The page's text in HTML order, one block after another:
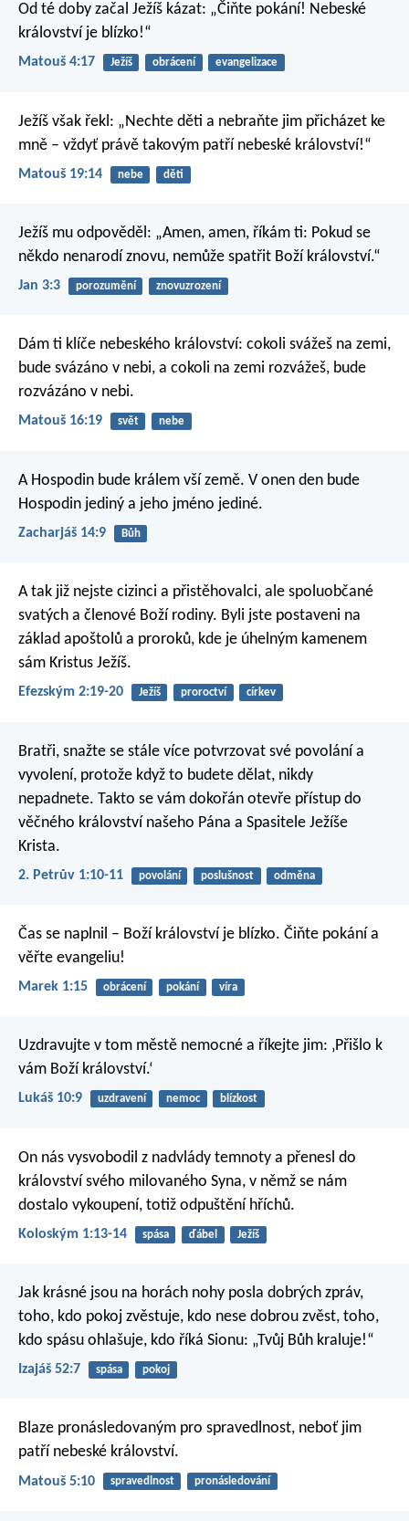
Od té doby začal Ježíš kázat: „Čiňte pokání! Nebeské
království je blízko!“
Matouš 4:17 Ježíš obrácení evangelizace
Ježíš však řekl: „Nechte děti a nebraňte jim přicházet ke
mně – vždyť právě takovým patří nebeské království!“
Matouš 19:14 nebe děti
Ježíš mu odpověděl: „Amen, amen, říkám ti: Pokud se
někdo nenarodí znovu, nemůže spatřit Boží království.“
Jan 3:3 porozumění znovuzrození
Dám ti klíče nebeského království: cokoli svážeš na zemi,
bude svázáno v nebi, a cokoli na zemi rozvážeš, bude
rozvázáno v nebi.
Matouš 16:19 svět nebe
A Hospodin bude králem vší země. V onen den bude
Hospodin jediný a jeho jméno jediné.
Zacharjáš 14:9 Bůh
A tak již nejste cizinci a přistěhovalci, ale spoluobčané
svatých a členové Boží rodiny. Byli jste postaveni na
základ apoštolů a proroků, kde je úhelným kamenem
sám Kristus Ježíš.
Efezským 2:19-20 Ježíš proroctví církev
Bratři, snažte se stále více potvrzovat své povolání a
vyvolení, protože když to budete dělat, nikdy
nepadnete. Takto se vám dokořán otevře přístup do
věčného království našeho Pána a Spasitele Ježíše
Krista.
2. Petrův 1:10-11 povolání poslušnost odměna
Čas se naplnil – Boží království je blízko. Čiňte pokání a
věřte evangeliu!
Marek 1:15 obrácení pokání víra
Uzdravujte v tom městě nemocné a říkejte jim: ‚Přišlo k
vám Boží království.‘
Lukáš 10:9 uzdravení nemoc blízkost
On nás vysvobodil z nadvlády temnoty a přenesl do
království svého milovaného Syna, v němž se nám
dostalo vykoupení, totiž odpuštění hříchů.
Koloským 1:13-14 spása ďábel Ježíš
Jak krásné jsou na horách nohy posla dobrých zpráv,
toho, kdo pokoj zvěstuje, kdo nese dobrou zvěst, toho,
kdo spásu ohlašuje, kdo říká Sionu: „Tvůj Bůh kraluje!“
Izajáš 52:7 spása pokoj
Blaze pronásledovaným pro spravedlnost, neboť jim
patří nebeské království.
Matouš 5:10 spravedlnost pronásledování